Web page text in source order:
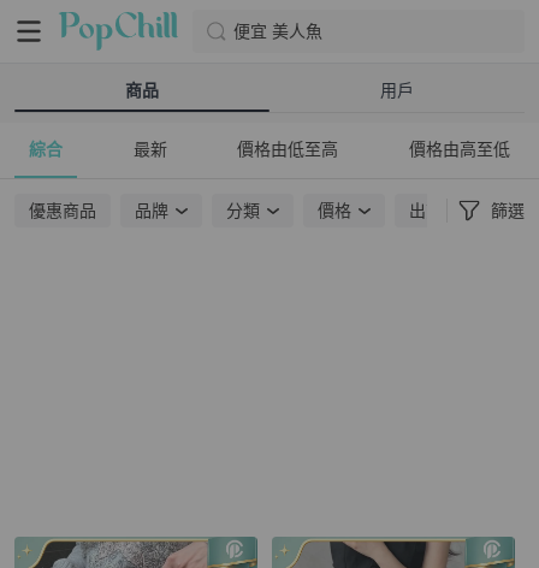
便宜 美人魚
商品 用戶
綜合 最新 價格由低至高 價格由高至低
優惠商品 品牌 分類 價格 出貨地點 篩選